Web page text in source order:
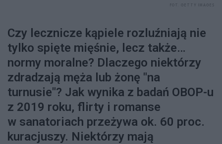
Czy lecznicze kąpiele rozluźniają nie
tylko spięte mięśnie, lecz także…
normy moralne? Dlaczego niektórzy
zdradzają męża lub żonę "na
turnusie"? Jak wynika z badań OBOP-u
z 2019 roku, flirty i romanse
w sanatoriach przeżywa ok. 60 proc.
kuracjuszy. Niektórzy mają